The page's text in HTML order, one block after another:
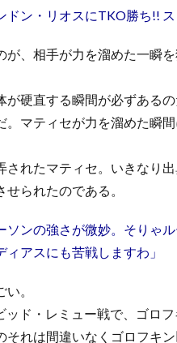
ドン・リオスにTKO勝ち!!
が、相手が力を溜めた一瞬
が硬直する瞬間が必ずある
。マティセが力を溜めた瞬
されたマティセ。いきなり
られたのである。
ソンの強さが微妙。そりゃ
アスにも苦戦しますわ」
。
ッド・レミュー戦で、ゴロ
それは間違いなくゴロフキ